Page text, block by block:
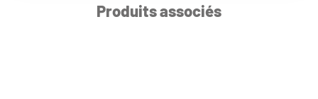
Produits associés